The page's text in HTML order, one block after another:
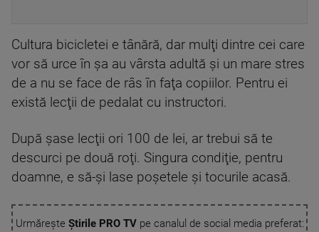
Cultura bicicletei e tânără, dar mulţi dintre cei care
vor să urce în şa au vârsta adultă şi un mare stres
de a nu se face de râs în faţa copiilor. Pentru ei
există lecţii de pedalat cu instructori.
După şase lecţii ori 100 de lei, ar trebui să te
descurci pe două roţi. Singura condiţie, pentru
doamne, e să-şi lase poşetele şi tocurile acasă.
Urmărește Știrile PRO TVpe canalul de social media preferat: